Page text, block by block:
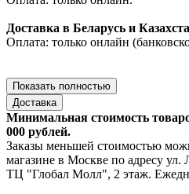
Доставка в Беларусь и
Оплата: только онлайн
Показать полностью
Доставка
Минимальная стоимость
000 рублей.
Заказы меньшей стоимостью
магазине в Москве по адресу ул.
ТЦ "Глобал Молл", 2 этаж.